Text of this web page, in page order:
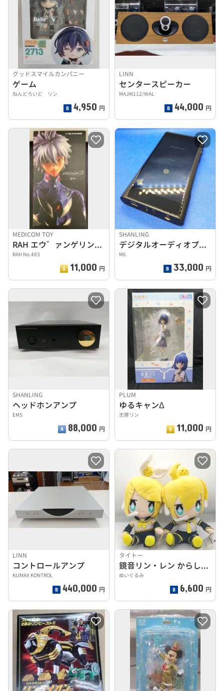
グッドスマイルカンパニー
ゲーム
ねんどろいど リン
4,950 円
LINN
センタースピーカー
MAJIK112/WAL
44,000 円
MEDICOM TOY
RAH エウ゛ァンゲリン新劇場版 破 渚カヲル
RAH No.483
11,000 円
SHANLING
デジタルオーディオプレーヤー
M6
33,000 円
SHANLING
ヘッドホンアンプ
EM5
88,000 円
PLUM
ゆるキャンΔ
志摩リン
11,000 円
LINN
コントロールアンプ
KLIMAX KONTROL
440,000 円
タイトー
鏡音リン・レン からしちゃん セット
ぬいぐるみ
6,600 円